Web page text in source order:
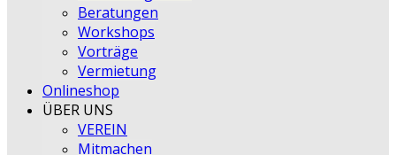
Beratungen
Workshops
Vorträge
Vermietung
Onlineshop
ÜBER UNS
VEREIN
Mitmachen